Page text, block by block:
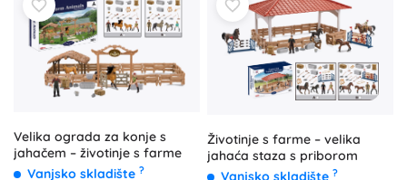
Velika ograda za konje s
jahačem – životinje s farme
Vanjsko skladište ?
Životinje s farme – velika
jahaća staza s priborom
Vanjsko skladište ?